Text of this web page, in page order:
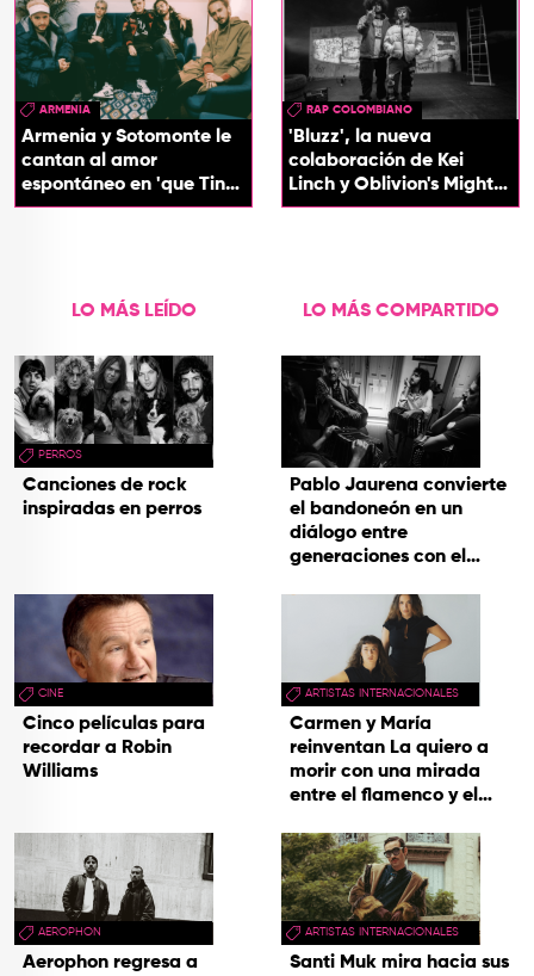
ARMENIA
Armenia y Sotomonte le
cantan al amor
espontáneo en 'que Tin
que Tan'
RAP COLOMBIANO
'Bluzz', la nueva
colaboración de Kei
Linch y Oblivion's Mighty
Trash
LO MÁS LEÍDO
PERROS
Canciones de rock
inspiradas en perros
CINE
Cinco películas para
recordar a Robin
Williams
AEROPHON
Aerophon regresa a
LO MÁS COMPARTIDO
Pablo Jaurena convierte
el bandoneón en un
diálogo entre
generaciones con el
hecho cenizas
ARTISTAS INTERNACIONALES
Carmen y María
reinventan La quiero a
morir con una mirada
entre el flamenco y el
ARTISTAS INTERNACIONALES
Santi Muk mira hacia sus